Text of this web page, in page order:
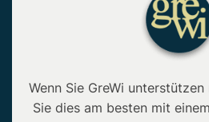
Wenn Sie GreWi
Sie dies am besten mit